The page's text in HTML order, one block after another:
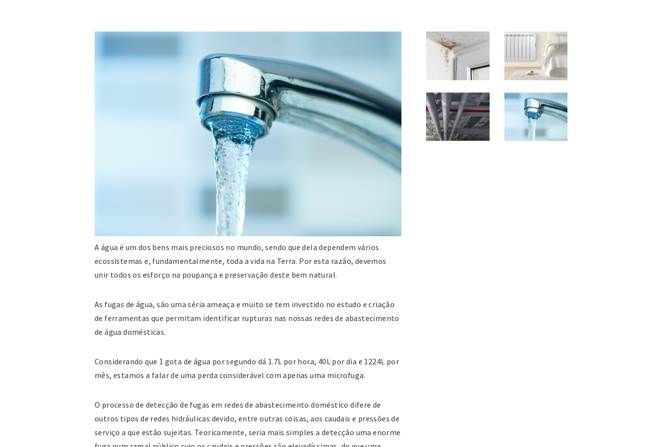
A água é um dos bens mais preciosos no mundo, sendo que dela dependem vários
ecossistemas e, fundamentalmente, toda a vida na Terra. Por esta razão, devemos
unir todos os esforço na poupança e preservação deste bem natural.
As fugas de água, são uma séria ameaça e muito se tem investido no estudo e criação
de ferramentas que permitam identificar rupturas nas nossas redes de abastecimento
de água domésticas.
Considerando que 1 gota de água por segundo dá 1.7L por hora, 40L por dia e 1224L por
mês, estamos a falar de uma perda considerável com apenas uma microfuga.
O processo de detecção de fugas em redes de abastecimento doméstico difere de
outros tipos de redes hidráulicas devido, entre outras coisas, aos caudais e pressões de
serviço a que estão sujeitas. Teoricamente, seria mais simples a detecção uma enorme